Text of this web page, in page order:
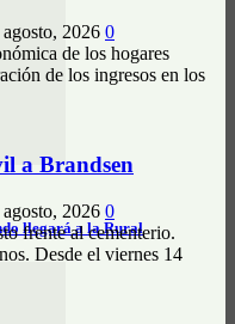
llegará a la Rural
agosto, 2026 0
de los hogares
de los ingresos en los
a Brandsen
agosto, 2026 0
frente al cementerio.
Desde el viernes 14